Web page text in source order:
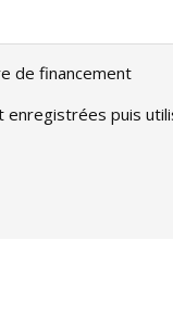
de financement
enregistrées puis